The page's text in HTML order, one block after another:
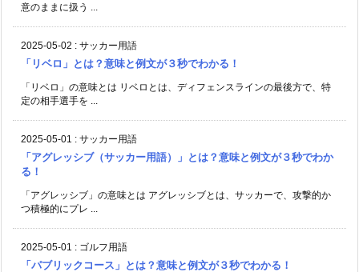
意のままに扱う ...
2025-05-02 : サッカー用語
「リベロ」とは？意味と例文が３秒でわかる！
「リベロ」の意味とは リベロとは、ディフェンスラインの最後方で、特
定の相手選手を ...
2025-05-01 : サッカー用語
「アグレッシブ（サッカー用語）」とは？意味と例文が３秒でわか
る！
「アグレッシブ」の意味とは アグレッシブとは、サッカーで、攻撃的か
つ積極的にプレ ...
2025-05-01 : ゴルフ用語
「パブリックコース」とは？意味と例文が３秒でわかる！